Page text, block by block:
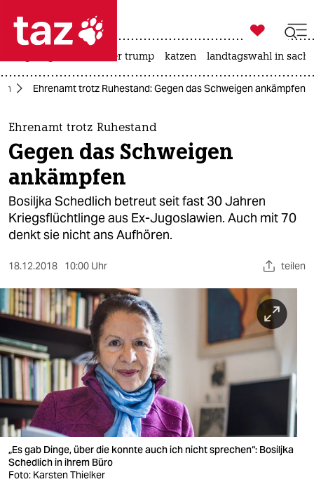
 taz zahl ich
taz zahl ich
themen
politik
öko
gesellschaft
sport
berlin
nord
wahrheit
verlag
verlag
veranstaltungen

taz zahl ich
usa unter trump katzen landtagswahl in
Ehrenamt trotz Ruhestand: Gegen das Schweigen ankämpfen
Ehrenamt trotz Ruhestand
Gegen das Schweigen
ankämpfen
Bosiljka Schedlich betreut seit fast 30 Jahren
Kriegsflüchtlinge aus Ex-Jugoslawien. Auch mit 70
denkt sie nicht ans Aufhören.
18.12.2018 10:00 Uhr teilen
„Es gab Dinge, über die konnte auch ich nicht sprechen“: Bosiljka
Schedlich in ihrem Büro
Foto: Karsten Thielker